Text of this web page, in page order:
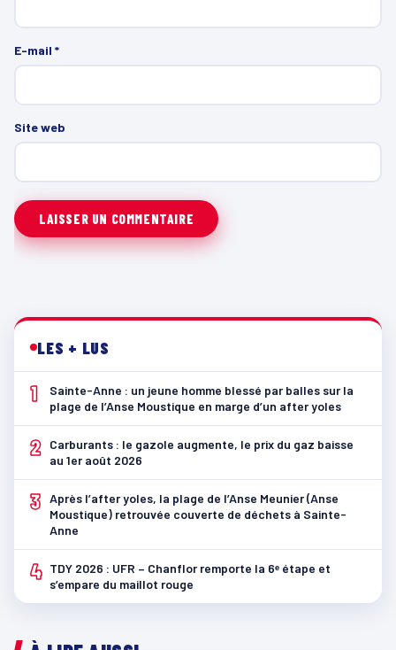
E-mail *
Site web
LES + LUS
1
Sainte-Anne : un jeune homme blessé par balles sur la
plage de l’Anse Moustique en marge d’un after yoles
2
Carburants : le gazole augmente, le prix du gaz baisse
au 1er août 2026
3 Après l’after yoles, la plage de l’Anse Meunier (Anse
Moustique) retrouvée couverte de déchets à Sainte-
Anne
4 TDY 2026 : UFR – Chanflor remporte la 6ᵉ étape et
s’empare du maillot rouge